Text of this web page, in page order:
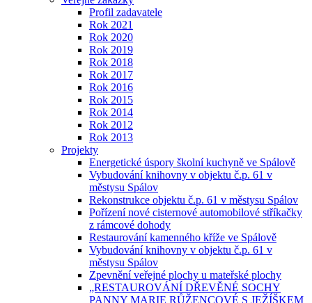
Profil zadavatele
Rok 2021
Rok 2020
Rok 2019
Rok 2018
Rok 2017
Rok 2016
Rok 2015
Rok 2014
Rok 2012
Rok 2013
Projekty
Energetické úspory školní kuchyně ve Spálově
Vybudování knihovny v objektu č.p. 61 v
městysu Spálov
Rekonstrukce objektu č.p. 61 v městysu Spálov
Pořízení nové cisternové automobilové stříkačky
z rámcové dohody
Restaurování kamenného kříže ve Spálově
Vybudování knihovny v objektu č.p. 61 v
městysu Spálov
Zpevnění veřejné plochy u mateřské plochy
„RESTAUROVÁNÍ DŘEVĚNÉ SOCHY
PANNY MARIE RŮŽENCOVÉ S JEŽÍŠKEM